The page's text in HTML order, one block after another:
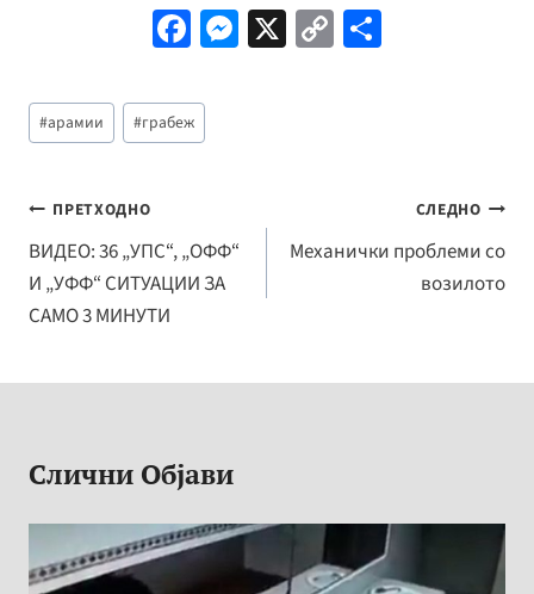
Fa
b
o
M X C
k
Post
Tags:
#арамии #грабеж
Навигација
на
напис
ПРЕТХОДНО
ВИДЕО: 36 „УПС“, „ОФФ“
И „УФФ“ СИТУАЦИИ ЗА
САМО 3 МИНУТИ
СЛЕДНО
Механички проблеми со
возилото
Слични Објави